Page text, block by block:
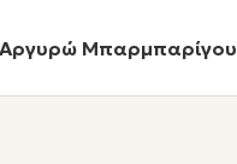
Αργυρώ Μπαρμπαρίγου